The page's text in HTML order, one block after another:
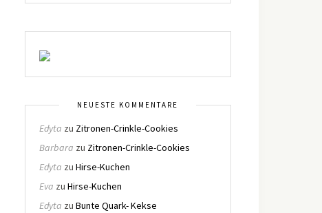
NEUESTE KOMMENTARE
Edyta zu Zitronen-Crinkle-Cookies
Barbara zu Zitronen-Crinkle-Cookies
Edyta zu Hirse-Kuchen
Eva zu Hirse-Kuchen
Edyta zu Bunte Quark- Kekse